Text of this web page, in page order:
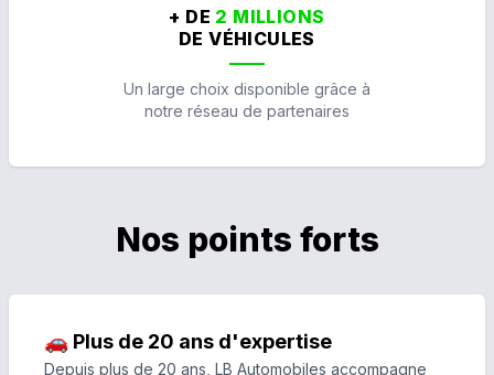
+ DE 2 MILLIONS
DE VÉHICULES
Un large choix disponible grâce à
notre réseau de partenaires
Nos points forts
🚗 Plus de 20 ans d'expertise
Depuis plus de 20 ans, LB Automobiles accompagne